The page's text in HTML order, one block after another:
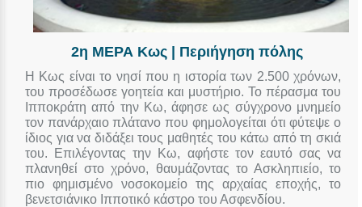
2η ΜΕΡΑ Κως | Περιήγηση πόλης
Η Κως είναι το νησί που η ιστορία των 2.500 χρόνων,
του προσέδωσε γοητεία και μυστήριο. Το πέρασμα του
Ιπποκράτη από την Κω, άφησε ως σύγχρονο μνημείο
τον πανάρχαιο πλάτανο που φημολογείται ότι φύτεψε ο
ίδιος για να διδάξει τους μαθητές του κάτω από τη σκιά
του. Επιλέγοντας την Κω, αφήστε τον εαυτό σας να
πλανηθεί στο χρόνο, θαυμάζοντας το Ασκληπιείο, το
πιο φημισμένο νοσοκομείο της αρχαίας εποχής, το
βενετσιάνικο Ιπποτικό κάστρο του Ασφενδίου.